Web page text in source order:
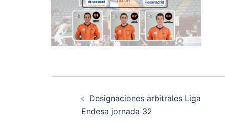
Designaciones arbitrales Liga
Endesa jornada 32